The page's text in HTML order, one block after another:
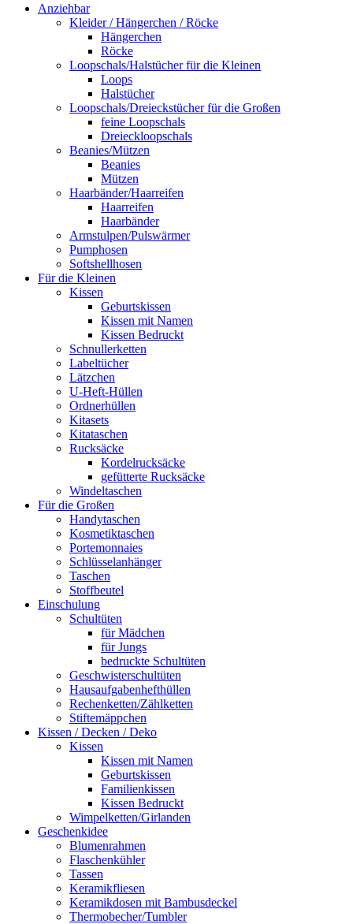
Anziehbar
Kleider / Hängerchen / Röcke
Hängerchen
Röcke
Loopschals/Halstücher für die Kleinen
Loops
Halstücher
Loopschals/Dreieckstücher für die Großen
feine Loopschals
Dreieckloopschals
Beanies/Mützen
Beanies
Mützen
Haarbänder/Haarreifen
Haarreifen
Haarbänder
Armstulpen/Pulswärmer
Pumphosen
Softshellhosen
Für die Kleinen
Kissen
Geburtskissen
Kissen mit Namen
Kissen Bedruckt
Schnullerketten
Labeltücher
Lätzchen
U-Heft-Hüllen
Ordnerhüllen
Kitasets
Kitataschen
Rucksäcke
Kordelrucksäcke
gefütterte Rucksäcke
Windeltaschen
Für die Großen
Handytaschen
Kosmetiktaschen
Portemonnaies
Schlüsselanhänger
Taschen
Stoffbeutel
Einschulung
Schultüten
für Mädchen
für Jungs
bedruckte Schultüten
Geschwisterschultüten
Hausaufgabenhefthüllen
Rechenketten/Zählketten
Stiftemäppchen
Kissen / Decken / Deko
Kissen
Kissen mit Namen
Geburtskissen
Familienkissen
Kissen Bedruckt
Wimpelketten/Girlanden
Geschenkidee
Blumenrahmen
Flaschenkühler
Tassen
Keramikfliesen
Keramikdosen mit Bambusdeckel
Thermobecher/Tumbler